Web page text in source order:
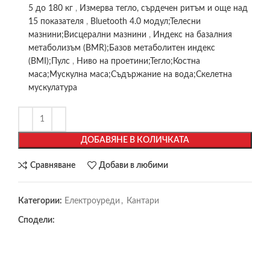
5 до 180 кг , Измерва тегло, сърдечен ритъм и още над
15 показателя , Bluetooth 4.0 модул;Телесни
мазнини;Висцерални мазнини , Индекс на базалния
метаболизъм (BMR);Базов метаболитен индекс
(BMI);Пулс , Ниво на проетини;Тегло;Костна
маса;Мускулна маса;Съдържание на вода;Скелетна
мускулатура
ДОБАВЯНЕ В КОЛИЧКАТА
Сравняване Добави в любими
Категории: Електроуреди , Кантари
Сподели: